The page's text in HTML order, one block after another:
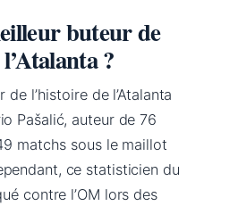
buteur de
?
l’histoire de l’Atalanta
Pašalić, auteur de 76
matchs sous le maillot
ce statisticien du
contre l’OM lors des